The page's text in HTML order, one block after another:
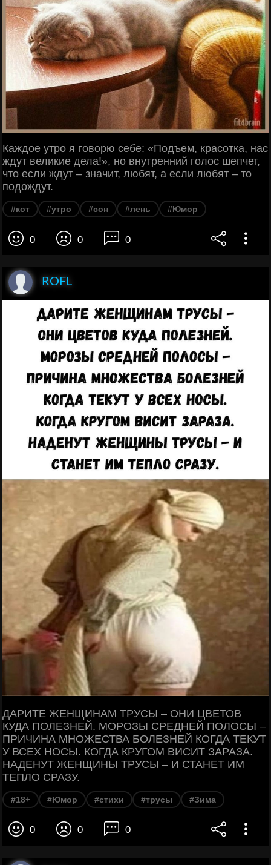
Каждое утро я говорю себе: «Подъем, красотка, нас
ждут великие дела!», но внутренний голос шепчет,
что если ждут – значит, любят, а если любят – то
подождут.
#кот #утро #сон #лень #Юмор
0 0 0
ROFL
ДАРИТЕ ЖЕНЩИНАМ ТРУСЫ – ОНИ ЦВЕТОВ
КУДА ПОЛЕЗНЕЙ. МОРОЗЫ СРЕДНЕЙ ПОЛОСЫ –
ПРИЧИНА МНОЖЕСТВА БОЛЕЗНЕЙ КОГДА ТЕКУТ
У ВСЕХ НОСЫ. КОГДА КРУГОМ ВИСИТ ЗАРАЗА.
НАДЕНУТ ЖЕНЩИНЫ ТРУСЫ – И СТАНЕТ ИМ
ТЕПЛО СРАЗУ.
#18+ #Юмор #стихи #трусы #Зима
0 0 0